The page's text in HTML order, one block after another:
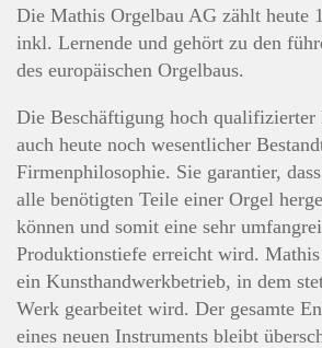
Die Mathis Orgelbau AG zählt heute
inkl. Lernende und gehört zu den
des europäischen Orgelbaus.
Die Beschäftigung hoch qualifizierter
auch heute noch wesentlicher
Firmenphilosophie. Sie garantier,
alle benötigten Teile einer Orgel
können und somit eine sehr
Produktionstiefe erreicht wird.
ein Kunsthandwerkbetrieb, in dem
Werk gearbeitet wird. Der gesamte
eines neuen Instruments bleibt